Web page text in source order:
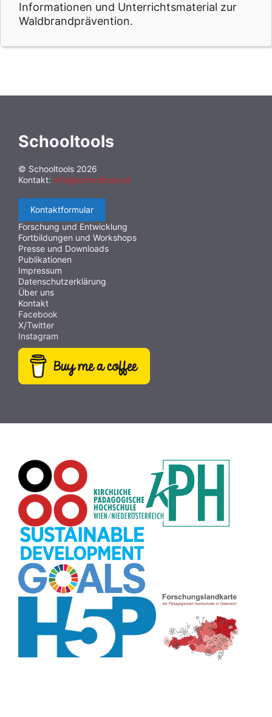
Informationen und Unterrichtsmaterial zur
Waldbrandprävention.
Schooltools
© Schooltools 2026
Kontakt: info@schooltools.at
Kontaktformular
Forschung und Entwicklung
Fortbildungen und Workshops
Presse und Downloads
Publikationen
Impressum
Datenschutzerklärung
Über uns
Kontakt
Facebook
X/Twitter
Instagram